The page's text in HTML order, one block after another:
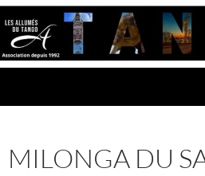
Aller
au
contenu
MILONGA DU